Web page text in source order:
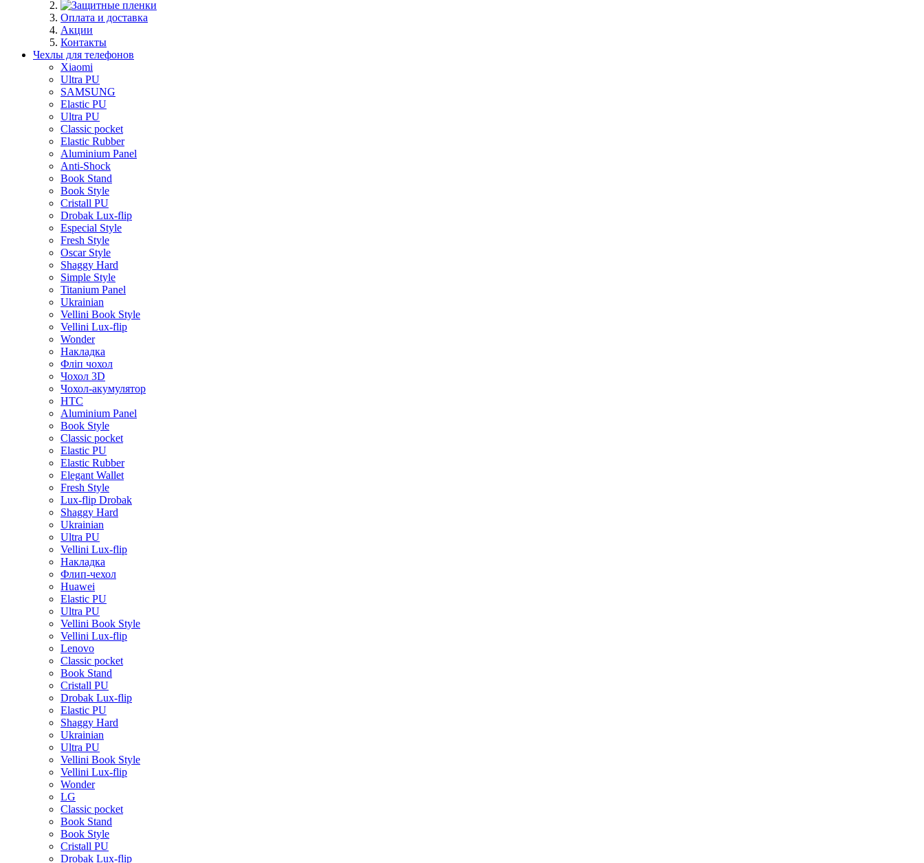
Оплата и доставка
Акции
Контакты
Чехлы для телефонов
Xiaomi
Ultra PU
SAMSUNG
Elastic PU
Ultra PU
Classic pocket
Elastic Rubber
Aluminium Panel
Anti-Shock
Book Stand
Book Style
Cristall PU
Drobak Lux-flip
Especial Style
Fresh Style
Oscar Style
Shaggy Hard
Simple Style
Titanium Panel
Ukrainian
Vellini Book Style
Vellini Lux-flip
Wonder
Накладка
Фліп чохол
Чохол 3D
Чохол-акумулятор
HTC
Aluminium Panel
Book Style
Classic pocket
Elastic PU
Elastic Rubber
Elegant Wallet
Fresh Style
Lux-flip Drobak
Shaggy Hard
Ukrainian
Ultra PU
Vellini Lux-flip
Накладка
Флип-чехол
Huawei
Elastic PU
Ultra PU
Vellini Book Style
Vellini Lux-flip
Lenovo
Classic pocket
Book Stand
Cristall PU
Drobak Lux-flip
Elastic PU
Shaggy Hard
Ukrainian
Ultra PU
Vellini Book Style
Vellini Lux-flip
Wonder
LG
Classic pocket
Book Stand
Book Style
Cristall PU
Drobak Lux-flip